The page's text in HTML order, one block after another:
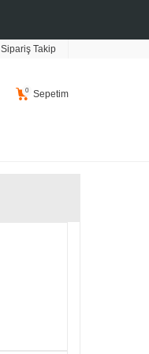
Sipariş Takip
0 Sepetim